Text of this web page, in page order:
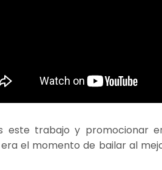
este trabajo y promocionar
el momento de bailar al